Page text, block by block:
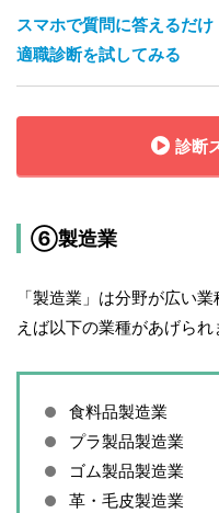
スマホで質問に答えるだけ
適職診断を試してみる
診断
⑥製造業
「製造業」は分野が広い
えば以下の業種があげられ
食料品製造業
プラ製品製造業
ゴム製品製造業
革・毛皮製造業